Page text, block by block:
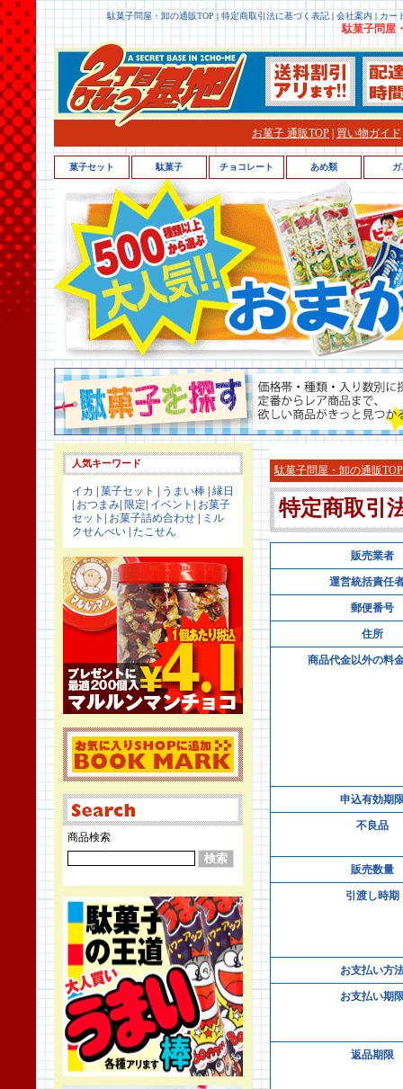
駄菓子問屋・卸の通販TOP | 特定商取引法に基づく表記 | 会社案内 | カー
駄菓子問屋
お菓子 通販TOP 買い物ガイド
人気キーワード
イカ 菓子セット うまい棒 縁日
おつまみ 限定 イベント
お菓子
セット
お菓子詰め合わせ
ミル
クせんべい たこせん
商品検索
駄菓子問屋・卸の通販TOP
特定商取引
販売業者
運営統括責任
郵便番号
住所
商品代金以外の料
申込有効期
不良品
販売数量
引渡し時期
お支払い方
お支払い期
返品期限